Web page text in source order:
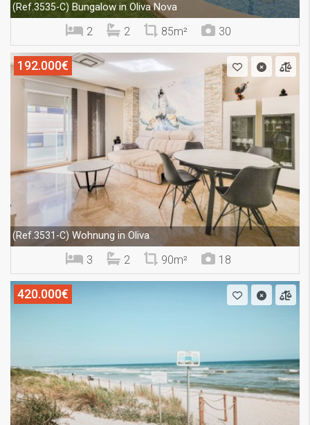
(Ref.3535-C) Bungalow in Oliva Nova
2 2 85m² 30
192.000€
(Ref.3531-C) Wohnung in Oliva
3 2 90m² 18
420.000€